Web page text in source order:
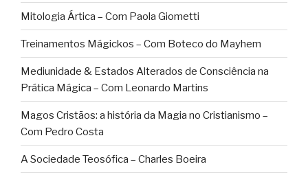
Mitologia Ártica – Com Paola Giometti
Treinamentos Mágickos – Com Boteco do Mayhem
Mediunidade & Estados Alterados de Consciência na
Prática Mágica – Com Leonardo Martins
Magos Cristãos: a história da Magia no Cristianismo –
Com Pedro Costa
A Sociedade Teosófica – Charles Boeira